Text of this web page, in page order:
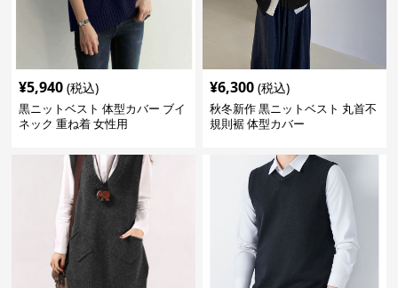
¥5,940 (税込)
黒ニットベスト 体型カバー ブイ
ネック 重ね着 女性用
¥6,300 (税込)
秋冬新作 黒ニットベスト 丸首不
規則裾 体型カバー